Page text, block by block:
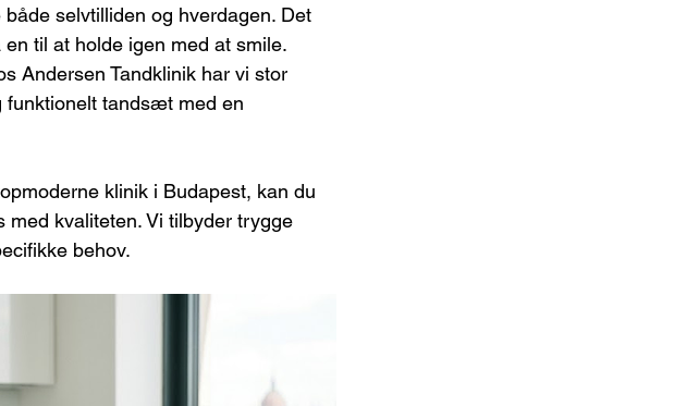
selvtilliden og hverdagen. Det
til at holde igen med at smile.
Andersen Tandklinik har vi stor
funktionelt tandsæt med en
klinik i Budapest, kan du
kvaliteten. Vi tilbyder trygge
behov.